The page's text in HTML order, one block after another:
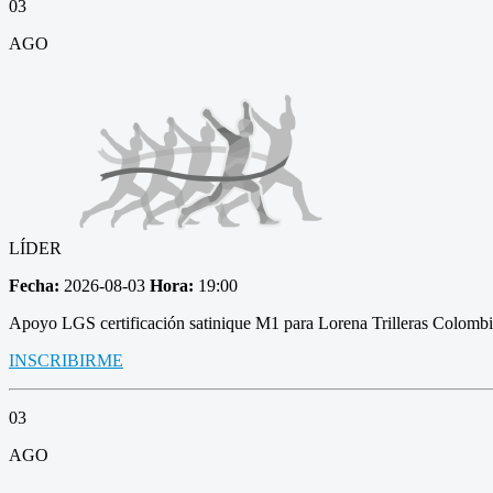
03
AGO
LÍDER
Fecha: 2026-08-03 Hora: 19:00
Apoyo LGS certificación satinique M1 para Lorena Trilleras
INSCRIBIRME
03
AGO